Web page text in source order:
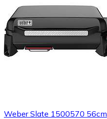
Weber Slate 1500570 56cm